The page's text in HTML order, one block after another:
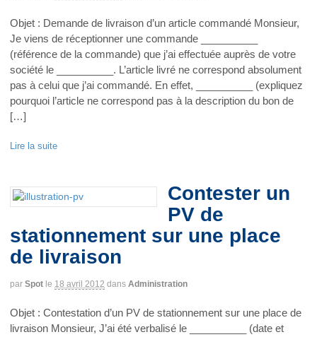
Objet : Demande de livraison d’un article commandé Monsieur,
Je viens de réceptionner une commande __________
(référence de la commande) que j’ai effectuée auprès de votre
société le __________. L’article livré ne correspond absolument
pas à celui que j’ai commandé. En effet, __________ (expliquez
pourquoi l’article ne correspond pas à la description du bon de
[…]
Lire la suite
Contester un
PV de
stationnement sur une place
de livraison
par Spot le 18 avril 2012 dans Administration
Objet : Contestation d’un PV de stationnement sur une place de
livraison Monsieur, J’ai été verbalisé le __________ (date et